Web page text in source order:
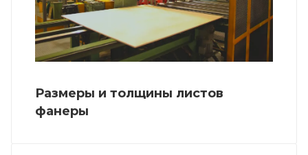
Размеры и толщины листов
фанеры